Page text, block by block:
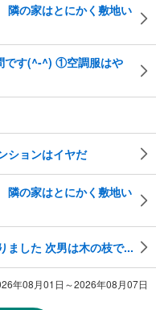
隣の家はとにかく敷地い
です(^-^) ①空調服はや
ションはイヤだ
隣の家はとにかく敷地い
ました 次男は木の枝で...
年08月01日～2026年08月07日